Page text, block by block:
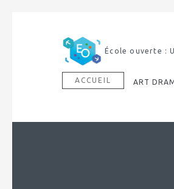
École ouverte :
ACCUEIL ART